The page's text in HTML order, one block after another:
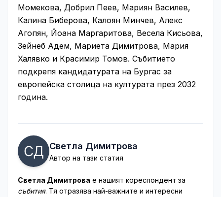
Момекова, Добрил Пеев, Мариян Василев,
Калина Биберова, Калоян Минчев, Алекс
Агопян, Йоана Маргаритова, Весела Кисьова,
Зейнеб Адем, Мариета Димитрова, Мария
Халявко и Красимир Томов. Събитието
подкрепя кандидатурата на Бургас за
европейска столица на културата през 2032
година.
Светла Димитрова
Автор на тази статия
Светла Димитрова е нашият кореспондент за
събития. Тя отразява най-важните и интересни